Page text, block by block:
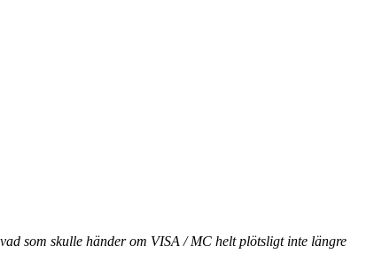
som skulle händer om VISA / MC helt plötsligt inte längre